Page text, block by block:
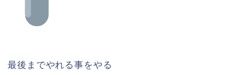
最後までやれる事をやる